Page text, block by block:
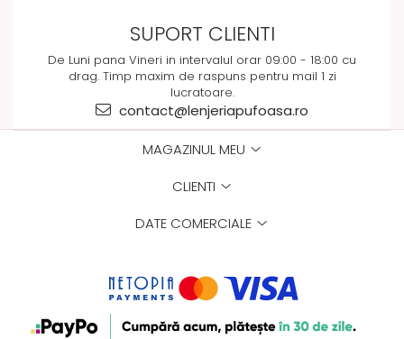
SUPORT CLIENTI
De Luni pana Vineri in intervalul orar 09:00 - 18:00 cu
drag. Timp maxim de raspuns pentru mail 1 zi
lucratoare.
contact@lenjeriapufoasa.ro
MAGAZINUL MEU
CLIENTI
DATE COMERCIALE